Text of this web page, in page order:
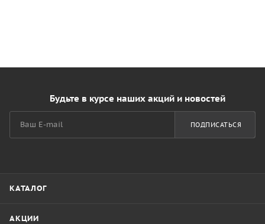
Будьте в курсе наших акций и новостей
ПОДПИСАТЬСЯ
КАТАЛОГ
АКЦИИ